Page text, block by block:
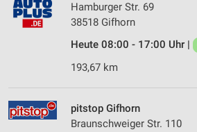
Hamburger Str. 69
38518 Gifhorn
Heute 08:00 - 17:00 Uhr |
193,67 km
pitstop Gifhorn
Braunschweiger Str. 110